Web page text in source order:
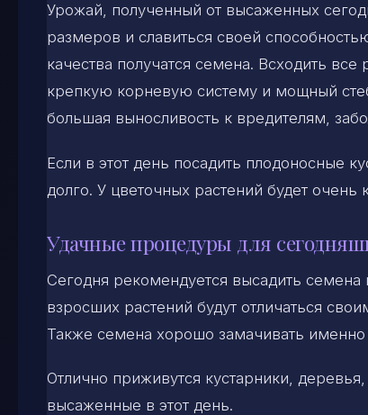
Урожай, полученный от высаженных
размеров и славиться своей
качества получатся семена. Всходить
крепкую корневую систему и мощный
большая выносливость к вредителям,
Если в этот день посадить плодоносные
долго. У цветочных растений будет
Удачные процедуры для
Сегодня рекомендуется высадить
взросших растений будут отличаться
Также семена хорошо замачивать именно
Отлично приживутся кустарники,
высаженные в этот день.